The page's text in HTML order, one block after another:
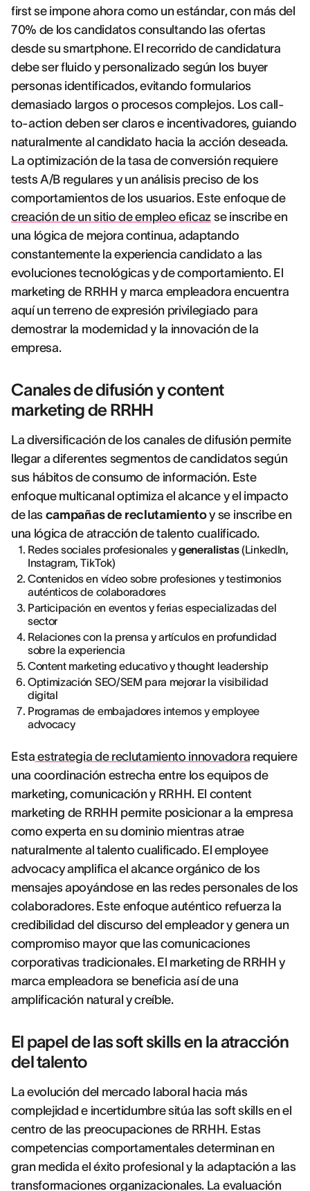
first se impone ahora como un estándar, con más del
70% de los candidatos consultando las ofertas
desde su smartphone. El recorrido de candidatura
debe ser fluido y personalizado según los buyer
personas identificados, evitando formularios
demasiado largos o procesos complejos. Los call-
to-action deben ser claros e incentivadores, guiando
naturalmente al candidato hacia la acción deseada.
La optimización de la tasa de conversión requiere
tests A/B regulares y un análisis preciso de los
comportamientos de los usuarios. Este enfoque de
creación de un sitio de empleo eficaz se inscribe en
una lógica de mejora continua, adaptando
constantemente la experiencia candidato a las
evoluciones tecnológicas y de comportamiento. El
marketing de RRHH y marca empleadora encuentra
aquí un terreno de expresión privilegiado para
demostrar la modernidad y la innovación de la
empresa.
Canales de difusión y content
marketing de RRHH
La diversificación de los canales de difusión permite
llegar a diferentes segmentos de candidatos según
sus hábitos de consumo de información. Este
enfoque multicanal optimiza el alcance y el impacto
de las campañas de reclutamientoy se inscribe en
una lógica de atracción de talento cualificado.
Redes sociales profesionales ygeneralistas(LinkedIn,
Instagram, TikTok)
Contenidos en vídeo sobre profesiones y testimonios
auténticos de colaboradores
Participación en eventos y ferias especializadas del
sector
Relaciones con la prensa y artículos en profundidad
sobre la experiencia
Content marketing educativo y thought leadership
Optimización SEO/SEM para mejorar la visibilidad
digital
Programas de embajadores internos y employee
advocacy
Esta estrategia de reclutamiento innovadora requiere
una coordinación estrecha entre los equipos de
marketing, comunicación y RRHH. El content
marketing de RRHH permite posicionar a la empresa
como experta en su dominio mientras atrae
naturalmente al talento cualificado. El employee
advocacy amplifica el alcance orgánico de los
mensajes apoyándose en las redes personales de los
colaboradores. Este enfoque auténtico refuerza la
credibilidad del discurso del empleador y genera un
compromiso mayor que las comunicaciones
corporativas tradicionales. El marketing de RRHH y
marca empleadora se beneficia así de una
amplificación natural y creíble.
El papel de las soft skills en la atracción
del talento
La evolución del mercado laboral hacia más
complejidad e incertidumbre sitúa las soft skills en el
centro de las preocupaciones de RRHH. Estas
competencias comportamentales determinan en
gran medida el éxito profesional y la adaptación a las
transformaciones organizacionales. La evaluación